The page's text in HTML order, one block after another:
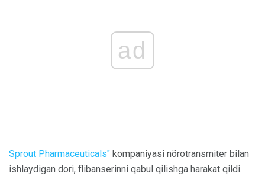
ad
Sprout Pharmaceuticals" kompaniyasi nörotransmiter bilan
ishlaydigan dori, flibanserinni qabul qilishga harakat qildi.